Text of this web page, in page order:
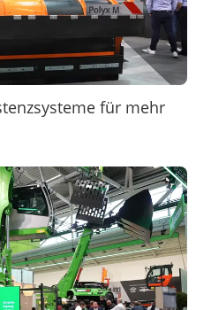
für mehr